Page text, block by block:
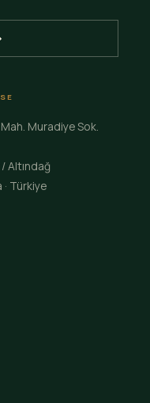
Muradiye Sok.
Altındağ
· Türkiye